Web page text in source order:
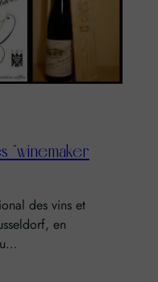
“winemaker
des vins et
en